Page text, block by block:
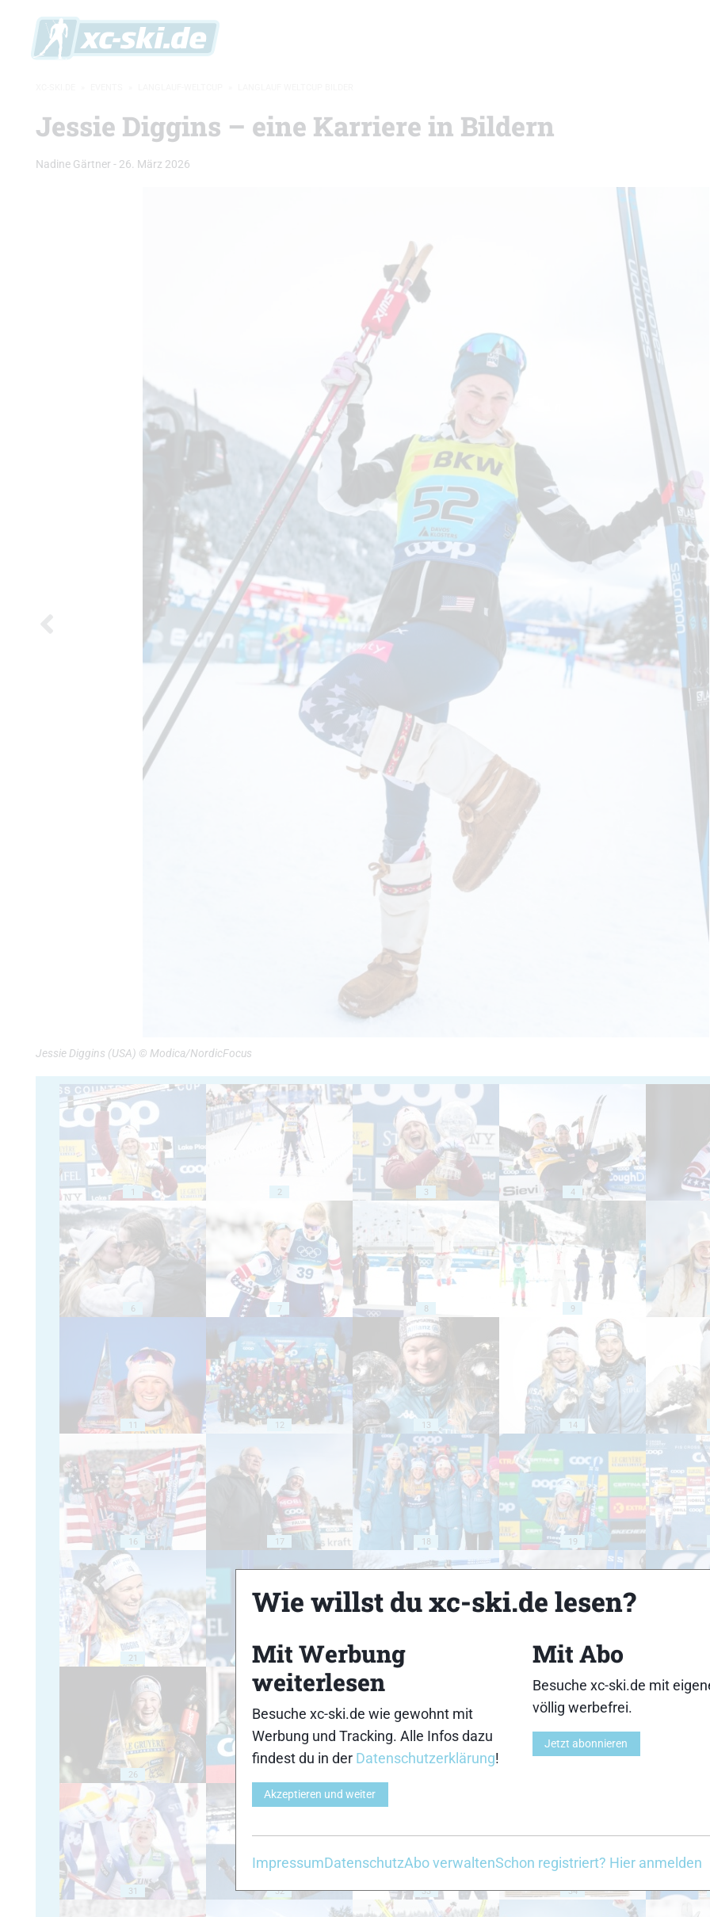
Jessie Diggins – eine Karriere in Bildern
Nadine Gärtner - 26. März 2026
Jessie Diggins (USA) © Modica/NordicFocus
1 2 3 4
6 7 8 9
11 12 13 14
16 17 18 19
21 24
26
31 32 33 34
Wie willst du xc-ski.de lesen?
Mit Werbung
weiterlesen
Besuche xc-ski.de wie gewohnt mit
Werbung und Tracking. Alle Infos dazu
findest du in der Datenschutzerklärung!
Akzeptieren und weiter
Mit Abo
Besuche xc-ski.de mit
völlig werbefrei.
Jetzt abonnieren
ImpressumDatenschutzAbo verwaltenSchon registriert? Hier anmelden